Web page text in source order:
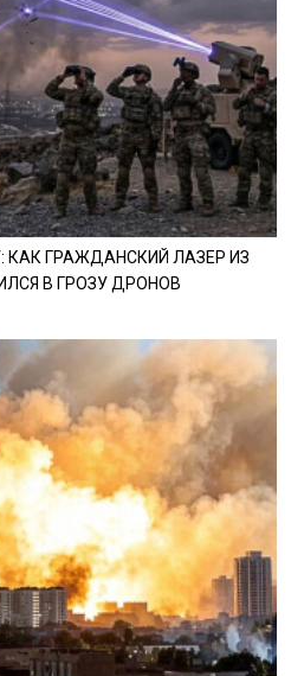
КАК ГРАЖДАНСКИЙ ЛАЗЕР ИЗ
В ГРОЗУ ДРОНОВ